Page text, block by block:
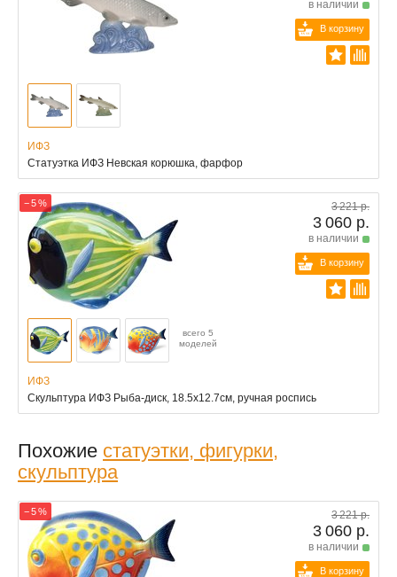
в наличии
В корзину
ИФЗ
Статуэтка ИФЗ Невская корюшка, фарфор
− 5 % 3 221 р.
3 060 р.
в наличии
В корзину
всего 5
моделей
ИФЗ
Скульптура ИФЗ Рыба-диск, 18.5x12.7см, ручная роспись
Похожие статуэтки, фигурки,
скульптура
− 5 % 3 221 р.
3 060 р.
в наличии
В корзину